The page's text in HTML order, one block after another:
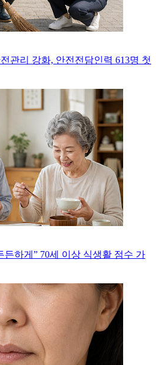
관리 강화, 안전전담인력 613명 첫
든하게” 70세 이상 식생활 점수 가